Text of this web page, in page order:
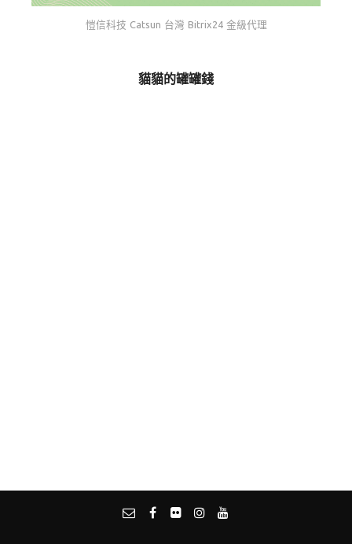
愷信科技 Catsun 台灣 Bitrix24 金級代理
貓貓的罐罐錢